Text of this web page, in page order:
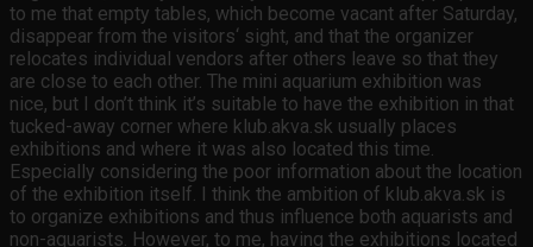
to me that empty tables, which become vacant after Saturday,
disappear from the visitors‘ sight, and that the organizer
relocates individual vendors after others leave so that they
are close to each other. The mini aquarium exhibition was
nice, but I don’t think it’s suitable to have the exhibition in that
tucked-away corner where klub.akva.sk usually places
exhibitions and where it was also located this time.
Especially considering the poor information about the location
of the exhibition itself. I think the ambition of klub.akva.sk is
to organize exhibitions and thus influence both aquarists and
non-aquarists. However, to me, having the exhibitions located